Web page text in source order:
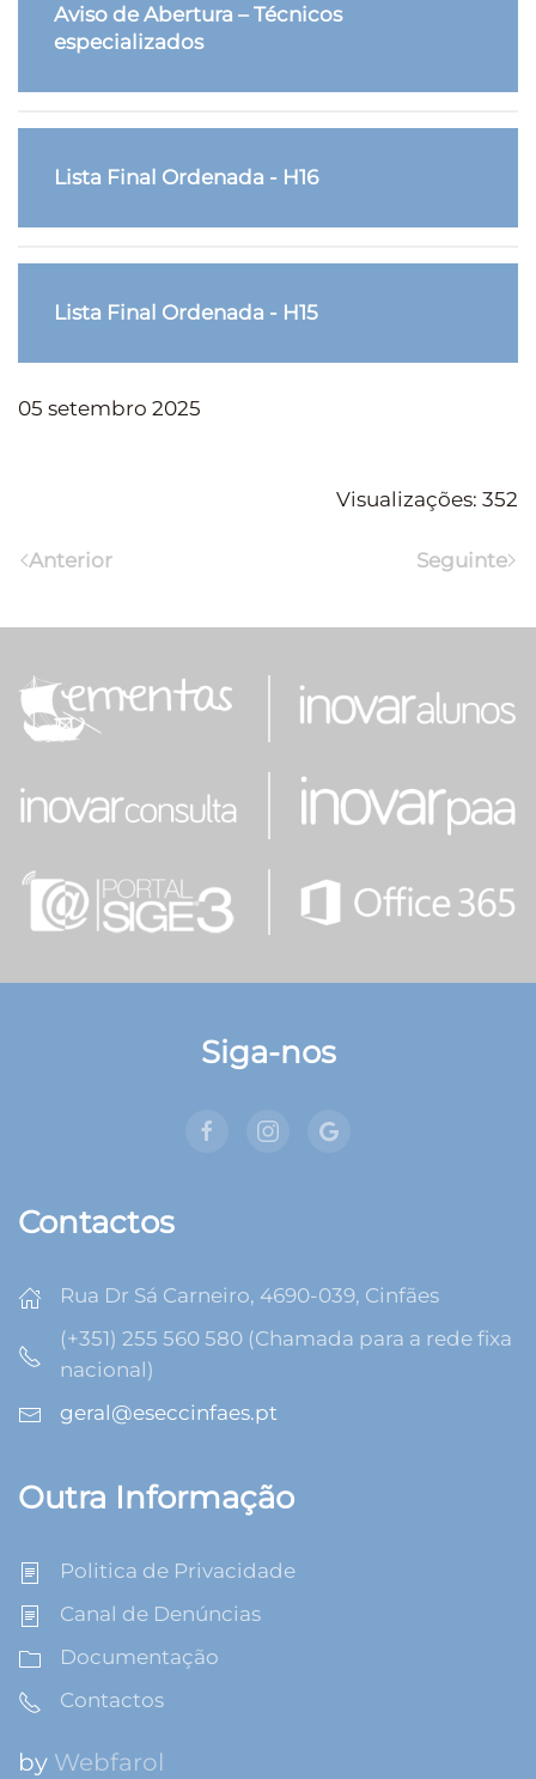
Aviso de Abertura – Técnicos
especializados
Lista Final Ordenada - H16
Lista Final Ordenada - H15
05 setembro 2025
Visualizações: 352
Anterior Seguinte
Siga-nos
Contactos
Rua Dr Sá Carneiro, 4690-039, Cinfães
(+351) 255 560 580 (Chamada para a rede fixa
nacional)
geral@eseccinfaes.pt
Outra Informação
Politica de Privacidade
Canal de Denúncias
Documentação
Contactos
by Webfarol